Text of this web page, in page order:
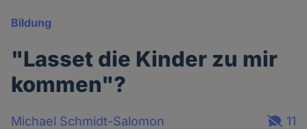
Bildung
"Lasset die Kinder zu mir
kommen"?
Michael Schmidt-Salomon
11